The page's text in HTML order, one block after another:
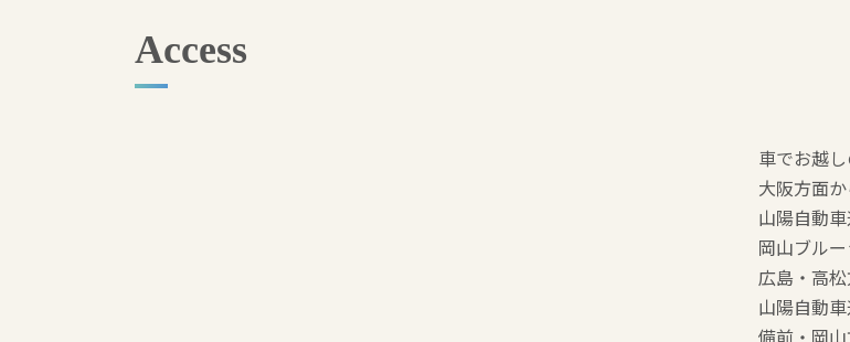
Access
車でお越
大阪方面か
山陽自動
岡山ブル
広島・高
山陽自動
備前・岡